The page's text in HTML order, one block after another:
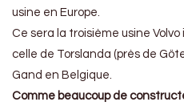
usine en Europe.
Ce sera la troisième usine
celle de Torslanda (près de
Gand en Belgique.
Comme beaucoup de